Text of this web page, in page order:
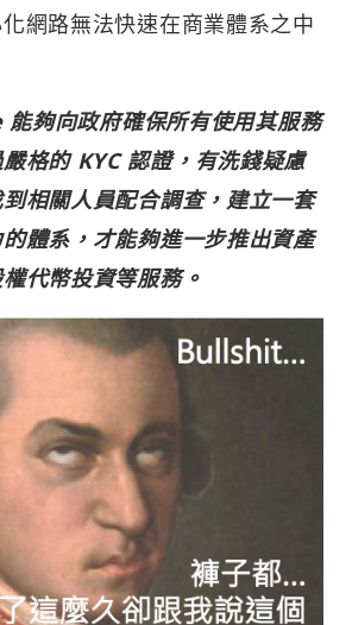
網路無法快速在商業體系之中
夠向政府確保所有使用其服務
格的 KYC 認證，有洗錢疑慮
相關人員配合調查，建立一套
體系，才能夠進一步推出資產
代幣投資等服務。